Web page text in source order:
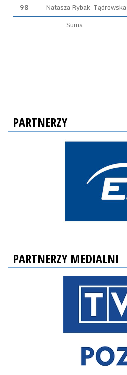
98
Natasza Rybak-Tądrowska
Suma
PARTNERZY
PARTNERZY MEDIALNI